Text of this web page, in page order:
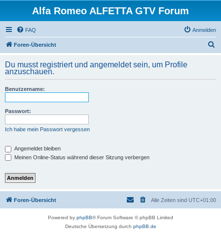
Alfa Romeo ALFETTA GTV Forum
FAQ Anmelden
Foren-Übersicht
h
Du musst registriert und angemeldet sein, um Profile
anzuschauen.
Benutzername:
Passwort:
Ich habe mein Passwort vergessen
Angemeldet bleiben
Meinen Online-Status während dieser Sitzung verbergen
Foren-Übersicht Alle Zeiten sind UTC+01:00
Powered by phpBB® Forum Software © phpBB Limited
Deutsche Übersetzung durch phpBB.de